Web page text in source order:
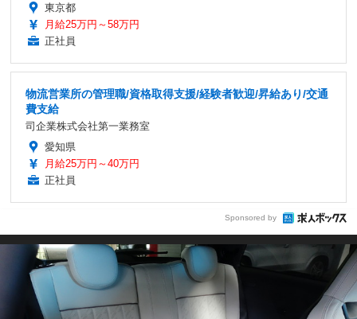
東京都
月給25万円～58万円
正社員
物流営業所の管理職/資格取得支援/経験者歓迎/昇給あり/交通
費支給
司企業株式会社第一業務室
愛知県
月給25万円～40万円
正社員
Sponsored by